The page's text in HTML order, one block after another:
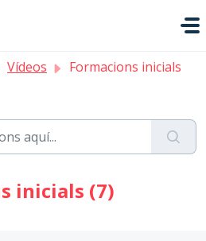
Vídeos Formacions inicials
inicials (7)